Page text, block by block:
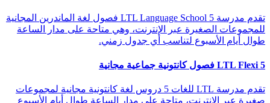
تقدم مدرسة LTL Language School 5 فصول لغة الماندرين المجانية
للمجموعات الصغيرة عبر الإنترنت، وهي متاحة على مدار الساعة
طوال أيام الأسبوع لتناسب أي جدول زمني.
LTL Flexi 5 فصول كانتونية جماعية مجانية
تقدم مدرسة LTL للغات 5 دروس لغة كانتونية مجانية لمجموعات
صغيرة عبر الإنترنت، متاحة على مدار الساعة طوال أيام الأسبوع